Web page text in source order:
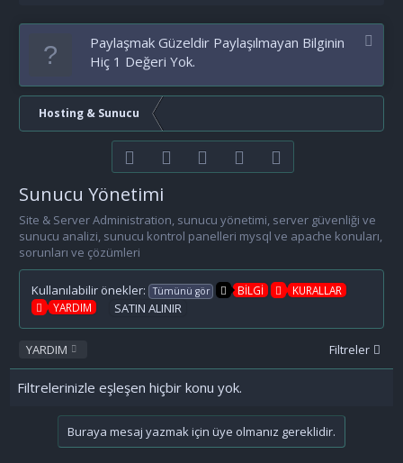
Paylaşmak Güzeldir Paylaşılmayan Bilginin
Hiç 1 Değeri Yok.
Hosting & Sunucu
FacebookTwitter youtubeBize ulaşın
Sunucu Yönetimi
Site & Server Administration, sunucu yönetimi, server güvenliği ve
sunucu analizi, sunucu kontrol panelleri mysql ve apache konuları,
sorunları ve çözümleri
Kullanılabilir önekler: Tümünü gör BİLGİ
KURALLAR
YARDIM
SATIN ALINIR
YARDIM Filtreler
Filtrelerinizle eşleşen hiçbir konu yok.
Buraya mesaj yazmak için üye olmanız gereklidir.